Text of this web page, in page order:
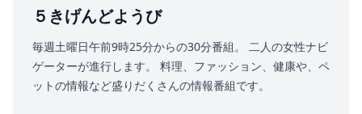
５きげんどようび
毎週土曜日午前9時25分からの30分番組。 二人の女性ナビ
ゲーターが進行します。 料理、ファッション、健康や、ペ
ットの情報など盛りだくさんの情報番組です。